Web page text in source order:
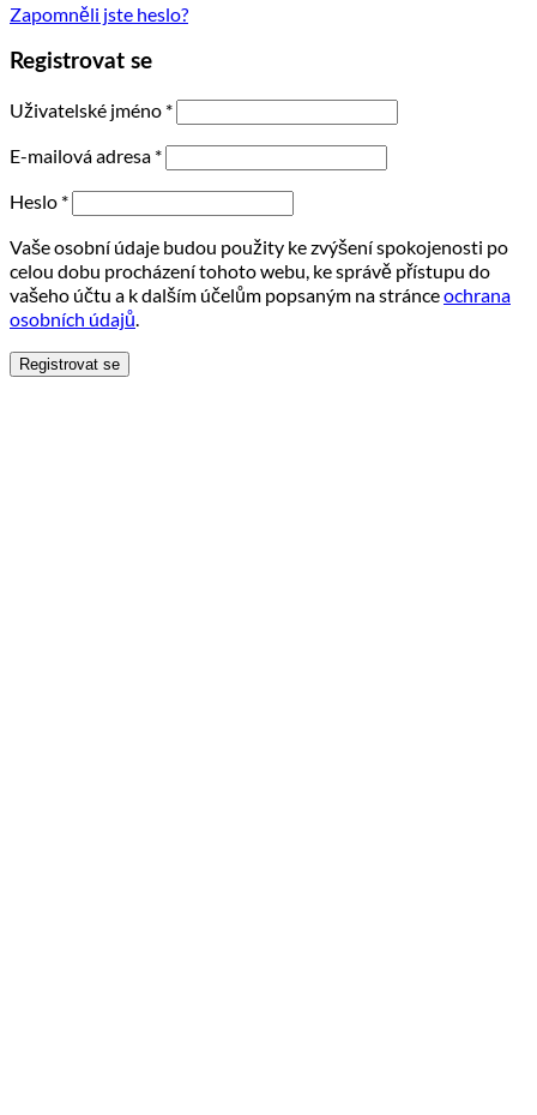
Zapomněli jste heslo?
Registrovat se
Uživatelské jméno *
E-mailová adresa *
Heslo *
Vaše osobní údaje budou použity ke zvýšení spokojenosti po
celou dobu procházení tohoto webu, ke správě přístupu do
vašeho účtu a k dalším účelům popsaným na stránceochrana
osobních údajů.
Registrovat se